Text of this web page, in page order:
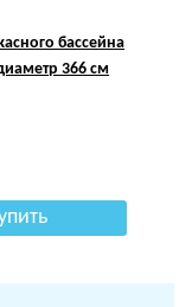
бассейна
366 см